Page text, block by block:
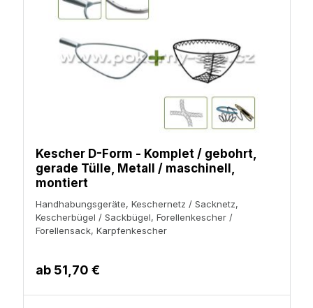
Kescher D-Form - Komplet / gebohrt,
gerade Tülle, Metall / maschinell,
montiert
Handhabungsgeräte, Keschernetz / Sacknetz,
Kescherbügel / Sackbügel, Forellenkescher /
Forellensack, Karpfenkescher
ab 51,70 €